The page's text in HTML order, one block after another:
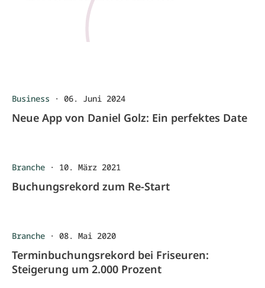
Business · 06. Juni 2024
Neue App von Daniel Golz: Ein perfektes Date
Branche · 10. März 2021
Buchungsrekord zum Re-Start
Branche · 08. Mai 2020
Terminbuchungsrekord bei Friseuren:
Steigerung um 2.000 Prozent